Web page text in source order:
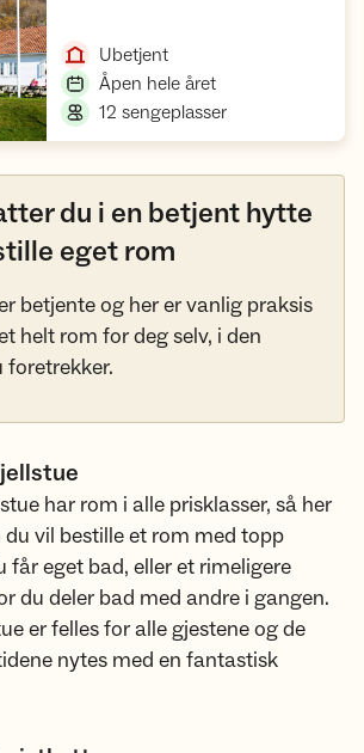
Ubetjent,
Åpen hele året,
12 sengeplasser,
du i en betjent hytte
eget rom
betjente og her er vanlig praksis
helt rom for deg selv, i den
foretrekker.
har rom i alle prisklasser, så her
vil bestille et rom med topp
får eget bad, eller et rimeligere
du deler bad med andre i gangen.
er felles for alle gjestene og de
nytes med en fantastisk